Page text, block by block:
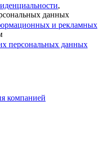
,
данных
и рекламных
персональных данных
компанией